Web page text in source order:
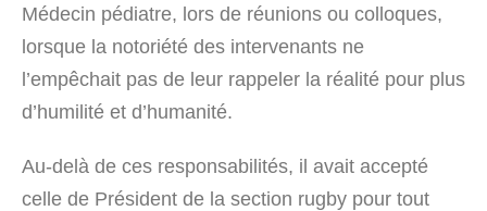
Médecin pédiatre, lors de réunions ou colloques,
lorsque la notoriété des intervenants ne
l’empêchait pas de leur rappeler la réalité pour plus
d’humilité et d’humanité.
Au-delà de ces responsabilités, il avait accepté
celle de Président de la section rugby pour tout